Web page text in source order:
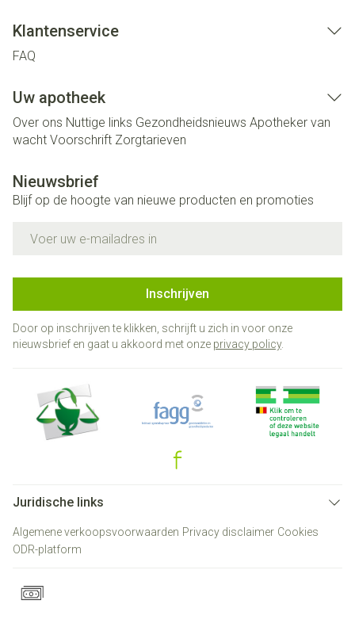
Klantenservice
FAQ
Uw apotheek
Over ons Nuttige links Gezondheidsnieuws Apotheker van
wacht Voorschrift Zorgtarieven
Nieuwsbrief
Blijf op de hoogte van nieuwe producten en promoties
Inschrijven
Door op inschrijven te klikken, schrijft u zich in voor onze
nieuwsbrief en gaat u akkoord met onze privacy policy.
Juridische links
Algemene verkoopsvoorwaarden Privacy disclaimer Cookies
ODR-platform